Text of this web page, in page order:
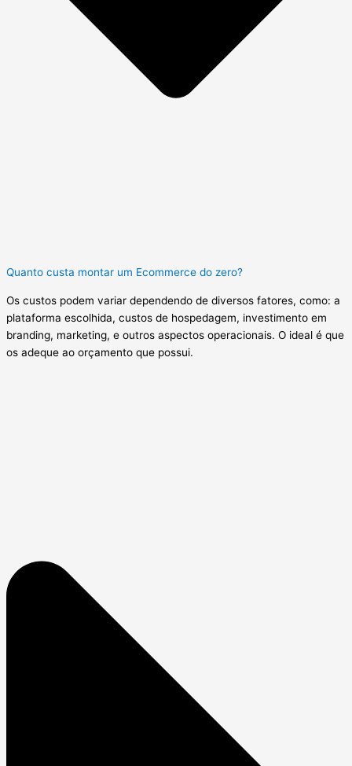
Quanto custa montar um Ecommerce do zero?
Os custos podem variar dependendo de diversos fatores, como: a
plataforma escolhida, custos de hospedagem, investimento em
branding, marketing, e outros aspectos operacionais. O ideal é que
os adeque ao orçamento que possui.